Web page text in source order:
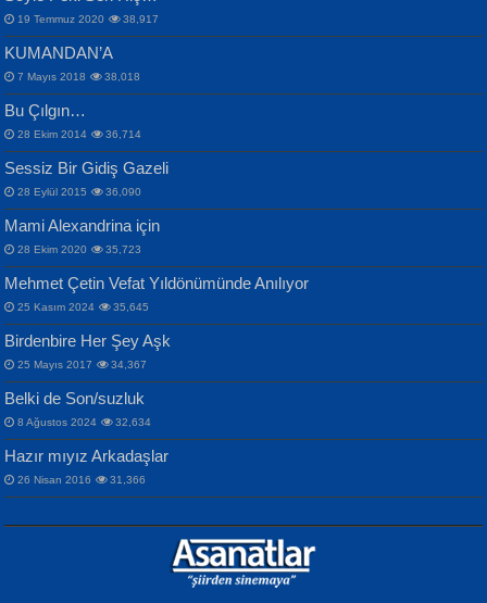
İPEK ACAR SERT
Gazze’nin Şecaati, Ümmetin İmtihanı...
MAHMUT GÜRBÜZ
İbrahim Olmak ve Bitirebilmek...
NURAN KÖSE BAYDAR
Selahattin Yıldız
İdrakimle Üşürken...
Songül Özel
Mahzen...
Ben Deniz Değilim ki...
ERDEM BAYAZIT
Sana, Bana, Vatanıma, Ülkemin
İnsanlarına Dair...
NAZIM HİKMET RAN
Bir Cezaevinde, Tecritteki Adamın
Mektupları...
19 Temmuz 2020 38,917
KUMANDAN’A
7 Mayıs 2018 38,018
Bu Çılgın…
28 Ekim 2014 36,714
Sessiz Bir Gidiş Gazeli
28 Eylül 2015 36,090
Mami Alexandrina için
28 Ekim 2020 35,723
Mehmet Çetin Vefat Yıldönümünde Anılıyor
25 Kasım 2024 35,645
Birdenbire Her Şey Aşk
25 Mayıs 2017 34,367
Belki de Son/suzluk
8 Ağustos 2024 32,634
Hazır mıyız Arkadaşlar
26 Nisan 2016 31,366